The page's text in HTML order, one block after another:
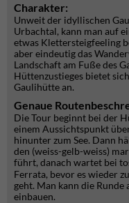
Charakter:
Unweit der idyllischen
Urbachtal, kann man auf
etwas Klettersteigfeeling
aber eindeutig das
Landschaft am Fuße des
Hüttenzustieges bietet
Gaulihütte an.
Genaue
Die Tour beginnt bei der
einem Aussichtspunkt
hinunter zum See. Dann
den (weiss-gelb-weiss)
führt, danach wartet bei
Ferrata, bevor es wieder
geht. Man kann die
einbauen.